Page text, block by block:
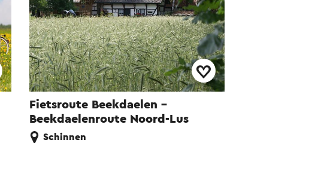
Fietsroute Beekdaelen -
Beekdaelenroute Noord-Lus
Schinnen